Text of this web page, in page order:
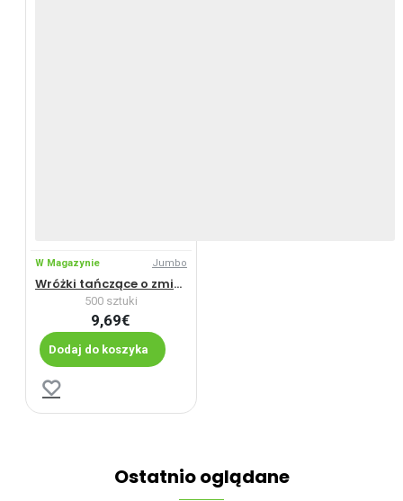
W Magazynie Jumbo
Wróżki tańczące o zmierzchu
500 sztuki
9,69€
Dodaj do koszyka
Ostatnio oglądane